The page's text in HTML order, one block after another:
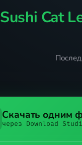
Sushi Cat
Скачать одним
через Download